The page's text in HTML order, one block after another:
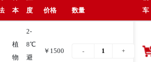
本
度
价格 数量
车
植
物
2-
8℃
避
￥1500